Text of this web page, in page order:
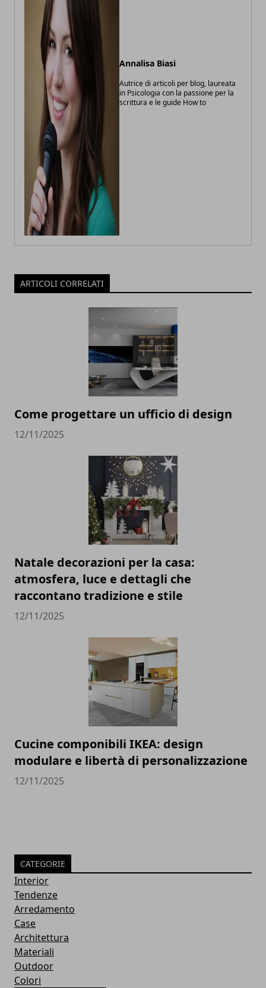
Annalisa Biasi
Autrice di articoli per blog, laureata
in Psicologia con la passione per la
scrittura e le guide How to
ARTICOLI CORRELATI
Come progettare un ufficio di design
12/11/2025
Natale decorazioni per la casa:
atmosfera, luce e dettagli che
raccontano tradizione e stile
12/11/2025
Cucine componibili IKEA: design
modulare e libertà di personalizzazione
12/11/2025
CATEGORIE
Interior
Tendenze
Arredamento
Case
Architettura
Materiali
Outdoor
Colori